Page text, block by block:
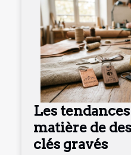
Les
matière de
clés gravés